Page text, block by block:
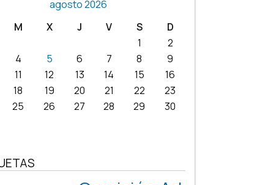
agosto 2026
M X J V S
D
1
2
4 5 6 7 8
9
11 12 13 14 15
16
18 19 20 21 22
23
25 26 27 28 29
30